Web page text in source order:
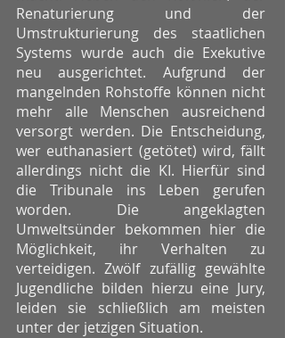
Renaturierung und der
Umstrukturierung des staatlichen
Systems wurde auch die Exekutive
neu ausgerichtet. Aufgrund der
mangelnden Rohstoffe können nicht
mehr alle Menschen ausreichend
versorgt werden. Die Entscheidung,
wer euthanasiert (getötet) wird, fällt
allerdings nicht die KI. Hierfür sind
die Tribunale ins Leben gerufen
worden. Die angeklagten
Umweltsünder bekommen hier die
Möglichkeit, ihr Verhalten zu
verteidigen. Zwölf zufällig gewählte
Jugendliche bilden hierzu eine Jury,
leiden sie schließlich am meisten
unter der jetzigen Situation.